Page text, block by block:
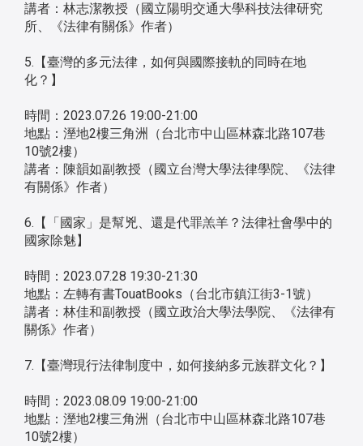
講者：林志潔教授（國立陽明交通大學科技法律研究
所、《法律有關係》作者）
5.【臺灣的多元法律，如何與國際接軌的同時在地
化？】
時間：2023.07.26 19:00-21:00
地點：溼地2樓三角洲（台北市中山區林森北路107巷
10號2樓）
講者：陳韻如副教授（國立台灣大學法律學院、《法律
有關係》作者）
6.【「國家」是幫兇、還是代罪羔羊？法律社會學中的
國家除魅】
時間：2023.07.28 19:30-21:30
地點：左轉有書TouatBooks（台北市鎮江街3-1號）
講者：林佳和副教授（國立政治大學法學院、《法律有
關係》作者）
7.【臺灣現行法律制度中，如何接納多元族群文化？】
時間：2023.08.09 19:00-21:00
地點：溼地2樓三角洲（台北市中山區林森北路107巷
10號2樓）